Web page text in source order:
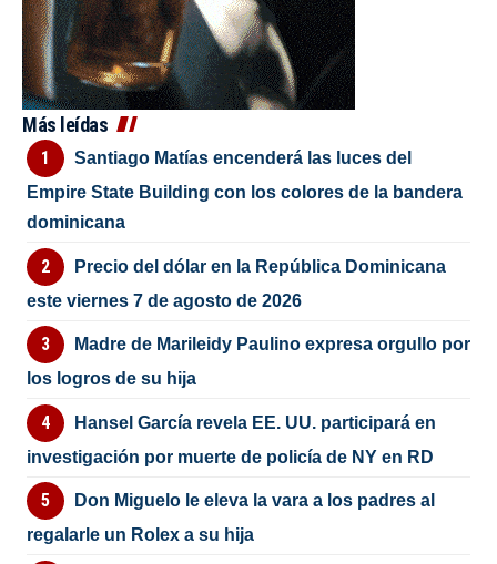
Más leídas
Santiago Matías encenderá las luces del
Empire State Building con los colores de la bandera
dominicana
Precio del dólar en la República Dominicana
este viernes 7 de agosto de 2026
Madre de Marileidy Paulino expresa orgullo por
los logros de su hija
Hansel García revela EE. UU. participará en
investigación por muerte de policía de NY en RD
Don Miguelo le eleva la vara a los padres al
regalarle un Rolex a su hija